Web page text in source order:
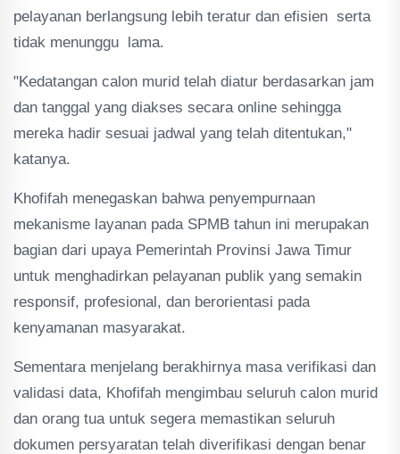
pelayanan berlangsung lebih teratur dan efisien serta
tidak menunggu lama.
"Kedatangan calon murid telah diatur berdasarkan jam
dan tanggal yang diakses secara online sehingga
mereka hadir sesuai jadwal yang telah ditentukan,"
katanya.
Khofifah menegaskan bahwa penyempurnaan
mekanisme layanan pada SPMB tahun ini merupakan
bagian dari upaya Pemerintah Provinsi Jawa Timur
untuk menghadirkan pelayanan publik yang semakin
responsif, profesional, dan berorientasi pada
kenyamanan masyarakat.
Sementara menjelang berakhirnya masa verifikasi dan
validasi data, Khofifah mengimbau seluruh calon murid
dan orang tua untuk segera memastikan seluruh
dokumen persyaratan telah diverifikasi dengan benar